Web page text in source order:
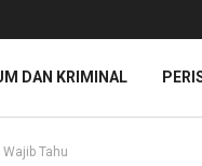
DAN KRIMINAL
Wajib Tahu